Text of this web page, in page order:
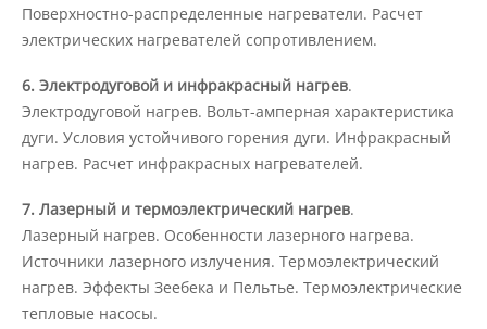
Предотвращение кризисных ситуаций
Ответственность за разжигание
межнациональной розни
Конкурсы и вакансии
Контакты
Поверхностно-распределенные нагреватели. Расчет
электрических нагревателей сопротивлением.
6. Электродуговой и инфракрасный нагрев.
Электродуговой нагрев. Вольт-амперная характеристика
дуги. Условия устойчивого горения дуги. Инфракрасный
нагрев. Расчет инфракрасных нагревателей.
7. Лазерный и термоэлектрический нагрев.
Лазерный нагрев. Особенности лазерного нагрева.
Источники лазерного излучения. Термоэлектрический
нагрев. Эффекты Зеебека и Пельтье. Термоэлектрические
тепловые насосы.